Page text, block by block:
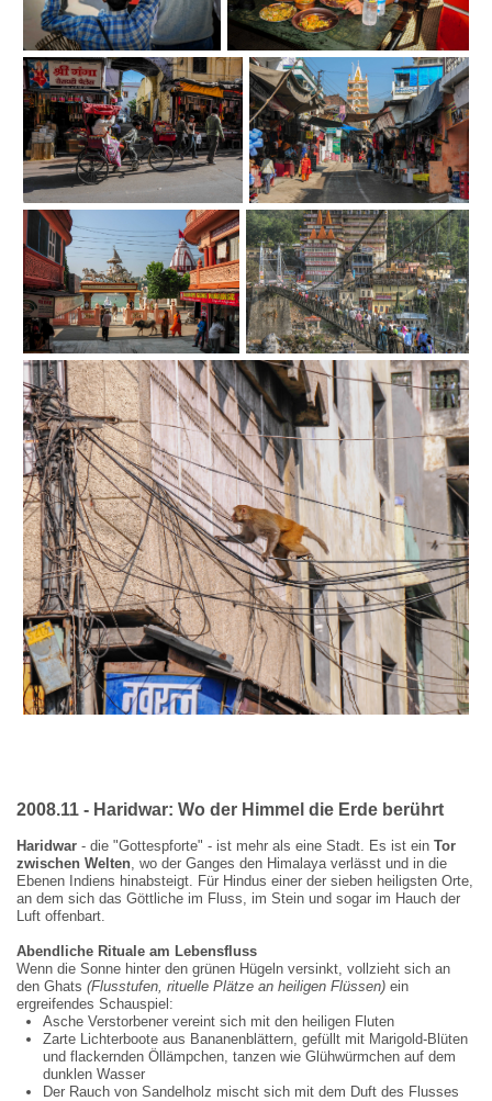
2008.11 - Haridwar: Wo der Himmel die Erde berü hrt
Haridwar - die "Gottespforte" - ist mehr als eine Stadt. Es ist ein Tor
zwischen Welten, wo der Ganges den Himalaya verlässt und in die
Ebenen Indiens hinabsteigt. Für Hindus einer der sieben heiligsten Orte,
an dem sich das Göttliche im Fluss, im Stein und sogar im Hauch der
Luft offenbart.
Abendliche Rituale am Lebensfluss
Wenn die Sonne hinter den grünen Hügeln versinkt, vollzieht sich an
den Ghats (Flusstufen, rituelle Plätze an heiligen Flüssen) ein
ergreifendes Schauspiel:
Asche Verstorbener vereint sich mit den heiligen Fluten
Zarte Lichterboote aus Bananenblättern, gefüllt mit Marigold-Blüten
und flackernden Öllämpchen, tanzen wie Glühwürmchen auf dem
dunklen Wasser
Der Rauch von Sandelholz mischt sich mit dem Duft des Flusses